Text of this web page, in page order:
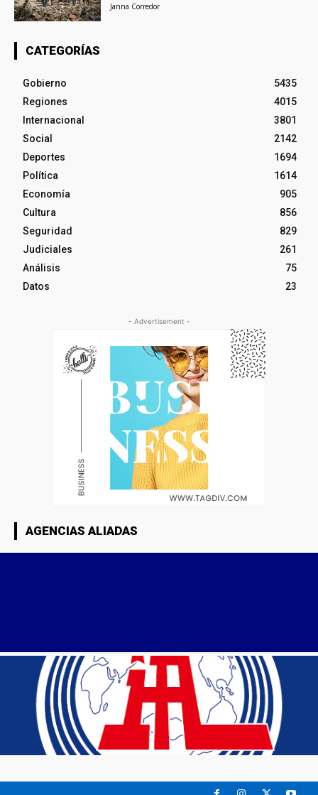
Janna Corredor
CATEGORÍAS
Gobierno
5435
Regiones
4015
Internacional
3801
Social
2142
Deportes
1694
Política
1614
Economía
905
Cultura
856
Seguridad
829
Judiciales
261
Análisis
75
Datos
23
- Advertisement -
AGENCIAS ALIADAS